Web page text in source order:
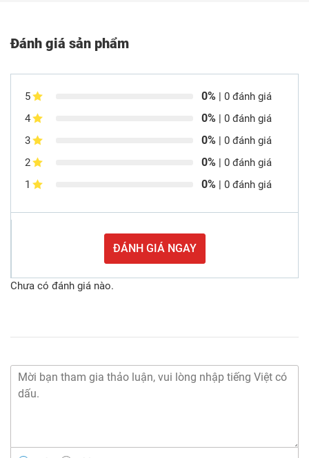
Đánh giá sản phẩm
5 0% | 0 đánh giá
4
0% | 0 đánh giá
3
0% | 0 đánh giá
2
0% | 0 đánh giá
1
0% | 0 đánh giá
ĐÁNH GIÁ NGAY
Chưa có đánh giá nào.